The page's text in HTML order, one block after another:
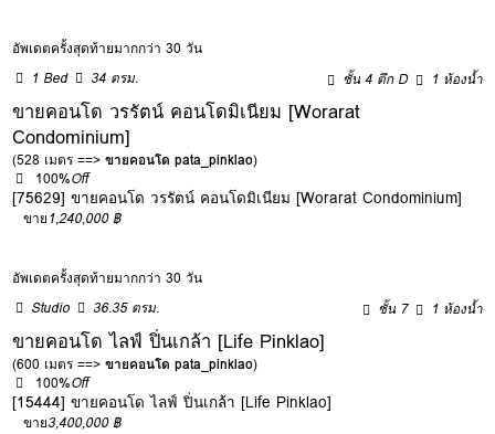
อัพเดตครั้งสุดท้ายมากกว่า 30 วัน
1 Bed
34 ตรม. ชั้น 4 ตึก D 1 ห้องน้ำ
ขายคอนโด วรรัตน์ คอนโดมิเนียม [Worarat
Condominium]
(528 เมตร ==>ขายคอนโด pata_pinklao)
100%Off
[75629] ขายคอนโด วรรัตน์ คอนโดมิเนียม [Worarat Condominium]
ขาย1,240,000 ฿
อัพเดตครั้งสุดท้ายมากกว่า 30 วัน
Studio
36.35 ตรม. ชั้น 7 1 ห้องน้ำ
ขายคอนโด ไลฟ์ ปิ่นเกล้า [Life Pinklao]
(600 เมตร ==>ขายคอนโด pata_pinklao)
100%Off
[15444] ขายคอนโด ไลฟ์ ปิ่นเกล้า [Life Pinklao]
ขาย3,400,000 ฿